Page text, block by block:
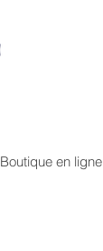
Boutique en ligne